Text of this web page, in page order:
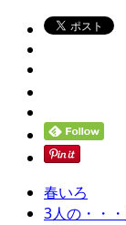
春いろ
3人の・・